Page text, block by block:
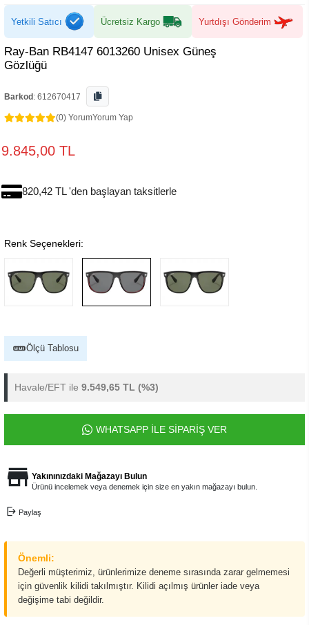
Yetkili Satıcı Ücretsiz Kargo Yurtdışı Gönderim
Ray-Ban RB4147 6013260 Unisex Güneş
Gözlüğü
Barkod : 612670417
(0) YorumYorum Yap
9.845,00 TL
820,42 TL 'den başlayan taksitlerle
Renk Seçenekleri:
Ölçü Tablosu
Havale/EFT ile 9.549,65 TL (%3)
WHATSAPP İLE SİPARİŞ VER
Yakınınızdaki Mağazayı Bulun
Ürünü incelemek veya denemek için size en yakın mağazayı bulun.
Paylaş
Önemli:
Değerli müşterimiz, ürünlerimize deneme sırasında zarar gelmemesi
için güvenlik kilidi takılmıştır. Kilidi açılmış ürünler iade veya
değişime tabi değildir.